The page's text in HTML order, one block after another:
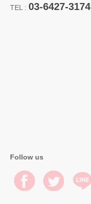
TEL : 03-6427-3174
Follow us